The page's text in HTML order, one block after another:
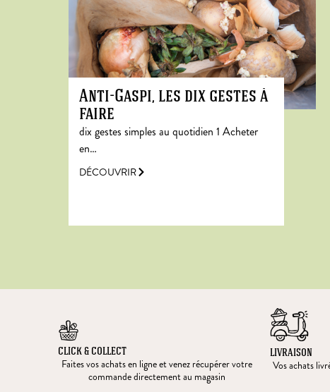
Anti-Gaspi, les dix gestes à
faire
dix gestes simples au quotidien 1 Acheter
en…
DÉCOUVRIR
CLICK & COLLECT
Faites vos achats en ligne et venez récupérer votre
commande directement au magasin
LIVRAISON
Vos achats